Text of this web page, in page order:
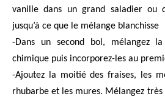
vanille dans un grand saladier ou
jusqu’à ce que le mélange blanchisse
-Dans un second bol, mélangez
chimique puis incorporez-les au
-Ajoutez la moitié des fraises, les
rhubarbe et les mures. Mélangez